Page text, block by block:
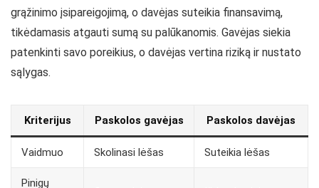
grąžinimo įsipareigojimą, o davėjas suteikia finansavimą,
tikėdamasis atgauti sumą su palūkanomis. Gavėjas siekia
patenkinti savo poreikius, o davėjas vertina riziką ir nustato
sąlygas.
Kriterijus Paskolos gavėjas Paskolos davėjas
Vaidmuo Skolinasi lėšas Suteikia lėšas
Pinigų